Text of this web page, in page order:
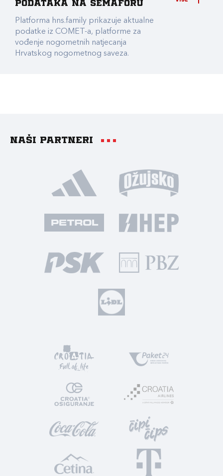
podataka na Semaforu
Platforma hns.family prikazuje aktualne
podatke iz COMET-a, platforme za
vođenje nogometnih natjecanja
Hrvatskog nogometnog saveza.
Naši partneri